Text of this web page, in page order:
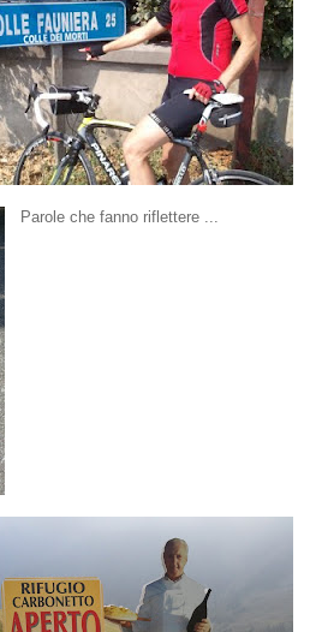
Parole che fanno riflettere ...